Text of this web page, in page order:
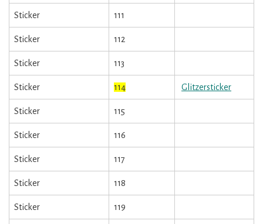
Sticker 111
Sticker 112
Sticker 113
Sticker 114 Glitzersticker
Sticker 115
Sticker 116
Sticker 117
Sticker 118
Sticker 119